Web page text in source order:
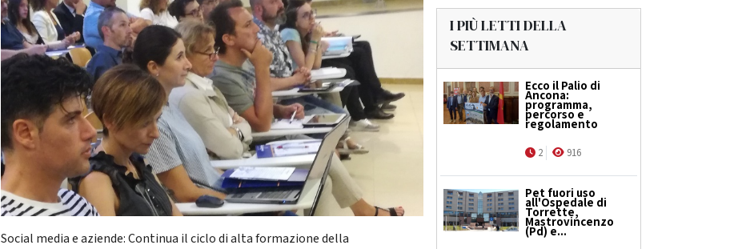
Social media e aziende: Continua il ciclo di alta formazione della
I PIÙ LETTI DELLA
SETTIMANA
Ecco il Palio di
Ancona:
programma,
percorso e
regolamento
2 916
Pet fuori uso
all'Ospedale di
Torrette,
Mastrovincenzo
(Pd) e...